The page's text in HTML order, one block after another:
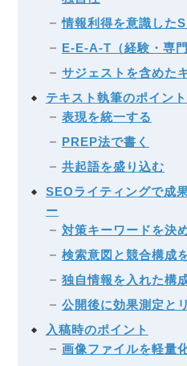
情報利得を意識した
E-E-A-T（経験・専
サジェストを含めた
テキスト執筆のポイント
表現を統一する
PREP法で書く
共起語を盛り込む
SEOライティングで成
ー
対策キーワードを決
検索意図と競合構成
独自情報を入れた構
公開後に効果測定と
入稿時のポイント
画像ファイルを軽量